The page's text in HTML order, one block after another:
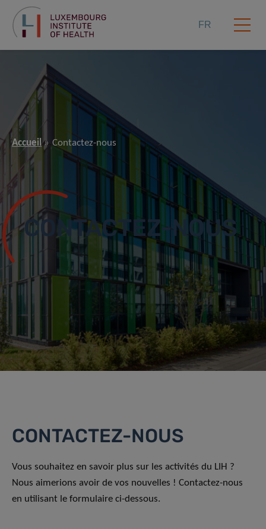
FR
Accueil Contactez-nous
CONTACTEZ-NOUS
CONTACTEZ-NOUS
Vous souhaitez en savoir plus sur les activités du LIH ?
Nous aimerions avoir de vos nouvelles ! Contactez-nous
en utilisant le formulaire ci-dessous.